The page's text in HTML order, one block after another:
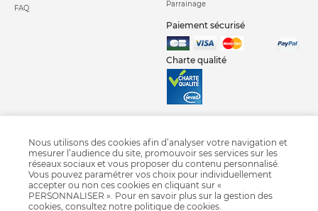
FAQ
Parrainage
Paiement sécurisé
Charte qualité
Siège auto Axiss Fix Plus Siège auto Axissfix Air
Siege auto isofix
Siege auto groupe 1 2 3
Siege auto groupe 1
Siege auto groupe 2 3
Siege auto groupe 0 1
Siege auto coque groupe 0
Crash test siège auto 2018
Siège auto pivotant Siège auto Nania
Nous utilisons des cookies afin d’analyser votre navigation et
mesurer l’audience du site, promouvoir ses services sur les
réseaux sociaux et vous proposer du contenu personnalisé.
Vous pouvez paramétrer vos choix pour individuellement
accepter ou non ces cookies en cliquant sur «
PERSONNALISER ». Pour en savoir plus sur la gestion des
cookies, consultez notre politique de cookies.